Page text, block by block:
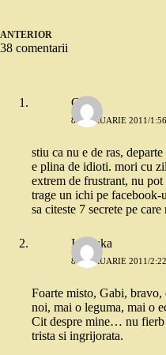
ANTERIOR
38 comentarii
Gabi
8 FEBRUARIE 2011/
stiu ca nu e de ras,
e plina de idioti. mori cu
extrem de frustrant, nu pot
trage un ichi pe
sa citeste 7 secrete pe
Ionouka
8 FEBRUARIE 2011/
Foarte misto, Gabi,
noi, mai o leguma, mai o
Cit despre mine… nu fierb
trista si ingrijorata.